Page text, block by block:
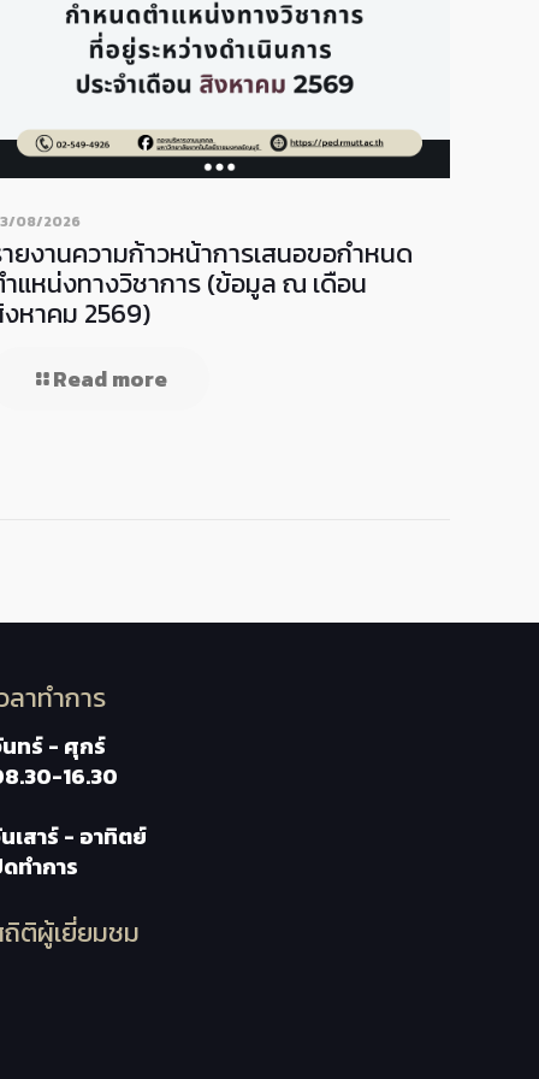
08/2026
ยงานความก้าวหน้าการเสนอขอกำหนด
แหน่งทางวิชาการ (ข้อมูล ณ เดือน
หาคม 2569)
Read more
ลาทำการ
ทร์ - ศุกร์
16.30
เสาร์ - อาทิตย์
ทำการ
ติผู้เยี่ยมชม